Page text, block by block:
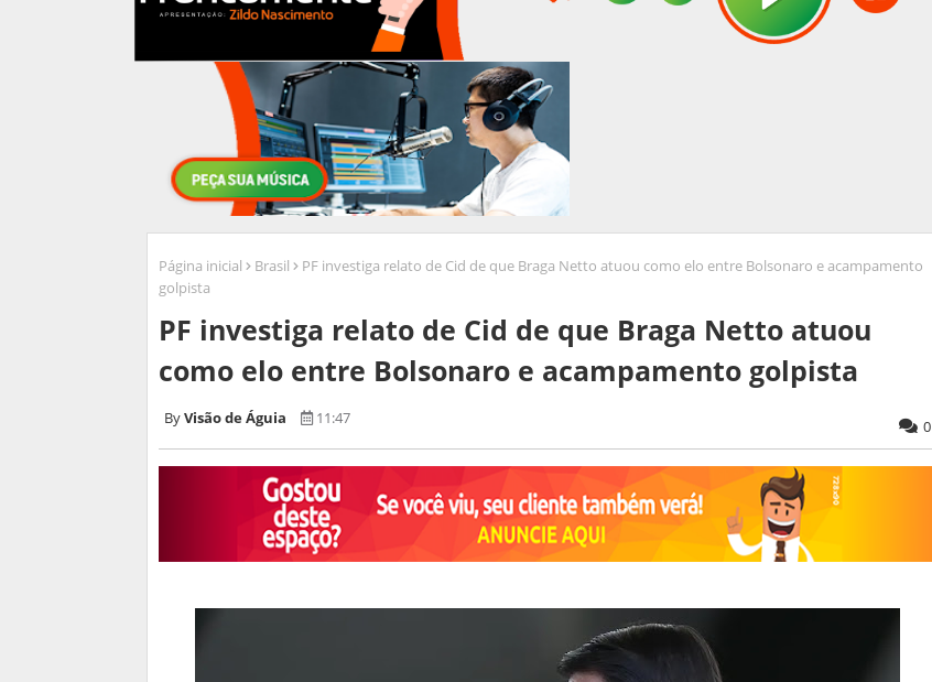
Página inicial Brasil
PF investiga relato de Cid de que Braga Netto atuou como elo entre Bolsonaro e acampamento
golpista
PF investiga relato de Cid de que Braga Netto atuou
como elo entre Bolsonaro e acampamento golpista
Visão de Águia 11:47 0